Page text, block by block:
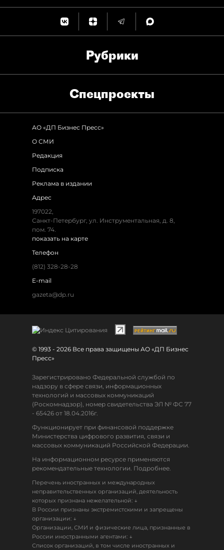
Рубрики
Спец­проекты
АО «ДП Бизнес Пресс»
О СМИ
Редакция
Подписка
Реклама в издании
Адрес
197022,
Санкт-Петербург, ул. Инструментальная, д. 8,
пом. 74.
показать на карте
Телефон
(812) 328-28-28
E-mail
gazeta@dp.ru
© 1993 - 2026 Все права защищены АО «ДП Бизнес
Пресс»
Зарегистрировано Федеральной службой по
надзору в сфере связи, информационных
технологий и массовых коммуникаций
(Роскомнадзор), номер свидетельства ЭЛ № ФС 77
- 65426 от 18.04.2016г.
Функционирует при финансовой поддержке
Министерства цифрового развития, связи и
массовых коммуникаций Российской Федерации.
На информационном ресурсе применяются
рекомендательные технологии. Подробнее.
Перечень иностранных и международных
неправительственных организаций, деятельность
которых признана нежелательной: ↓
В России признаны экстремистскими и запрещены
организации: ↓
Организации, СМИ и физические лица, признанные в
России иностранными агентами: ↓
Список организаций, в том числе иностранных и